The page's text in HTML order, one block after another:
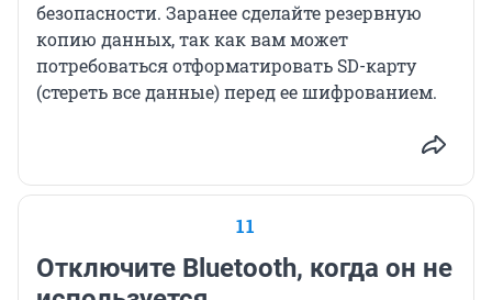
безопасности. Заранее сделайте резервную
копию данных, так как вам может
потребоваться отформатировать SD-карту
(стереть все данные) перед ее шифрованием.
11
Отключите Bluetooth, когда он не